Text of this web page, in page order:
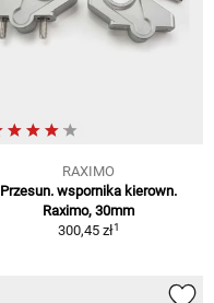
RAXIMO
Przesun. wspornika kierown.
Raximo, 30mm
300,45 zł1